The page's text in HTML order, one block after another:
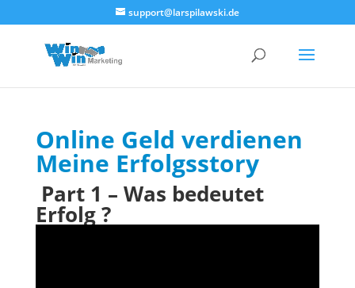
support@larspilawski.de
Online Geld verdienen
Meine Erfolgsstory
Part 1 – Was bedeutet
Erfolg ?